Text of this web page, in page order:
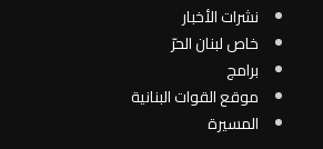
نشرات الأخبار
خاص لبنان الحرّ
برامج
موقع القوات البنانية
المسيرة